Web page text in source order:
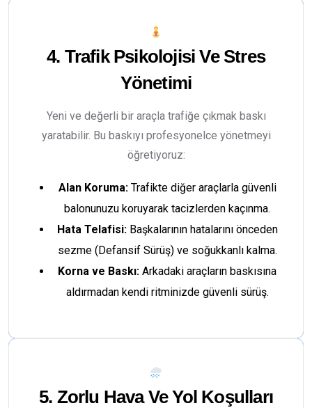
4. Trafik Psikolojisi Ve Stres
Yönetimi
Yeni ve değerli bir araçla trafiğe çıkmak baskı
yaratabilir. Bu baskıyı profesyonelce yönetmeyi
öğretiyoruz:
Alan Koruma:Trafikte diğer araçlarla güvenli
balonunuzu koruyarak tacizlerden kaçınma.
Hata Telafisi:Başkalarının hatalarını önceden
sezme (Defansif Sürüş) ve soğukkanlı kalma.
Korna ve Baskı: Arkadaki araçların baskısına
aldırmadan kendi ritminizde güvenli sürüş.
5. Zorlu Hava Ve Yol Koşulları